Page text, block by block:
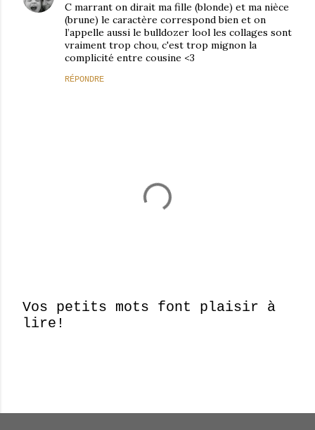
C marrant on dirait ma fille (blonde) et ma nièce
(brune) le caractère correspond bien et on
l’appelle aussi le bulldozer lool les collages sont
vraiment trop chou, c'est trop mignon la
complicité entre cousine <3
RÉPONDRE
E
Vos petits mots font plaisir à
lire!